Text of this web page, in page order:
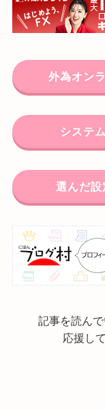
外為オン
システ
選んだ設
記事を読ん
応援し